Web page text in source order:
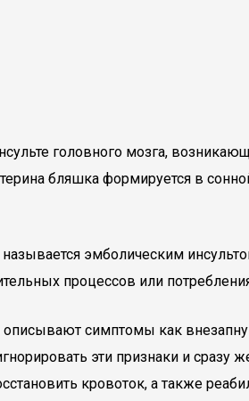
головного мозга,
бляшка формируется в
эмболическим
процессов или
описывают симптомы как
эти признаки и сразу
кровоток, а также